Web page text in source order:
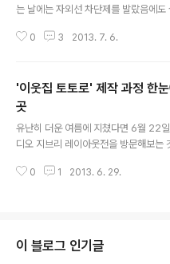
는 날에는 자외선 차단제를 발랐음에
장 강렬한 태양을 마주하게되는 여름.
하는 등 노화를 촉진하고, 자외선
멜라닌 색소를 생성, 기미, 주근깨의
일정하며 자외선 B는 일년중 3월~9
외선을..
0 3 2013. 7. 6.
'이웃집 토토로' 제작 과정 한
곳
유난히 더운 여름에 지쳤다면 6월 22
디오 지브리 레이아웃전을 방문해보는
월 22일까지 진행하는 스튜디오 지브리
어떻게 만들어지고 어떤 과정을 통해서
할 수 있는지 알 수 있는 재미가 있다. 레
0 1 2013. 6. 29.
이 블로그 인기글